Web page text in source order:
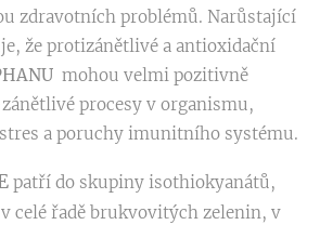
zdravotních problémů. Narůstající
že protizánětlivé a antioxidační
mohou velmi pozitivně
procesy v organismu,
a poruchy imunitního systému.
patří do skupiny isothiokyanátů,
celé řadě brukvovitých zelenin, v